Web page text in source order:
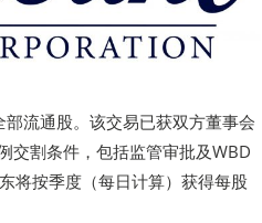
流通股。该交易已获双方董事会
交割条件，包括监管审批及WBD
将按季度（每日计算）获得每股